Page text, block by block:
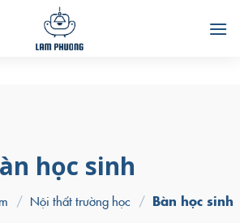
học sinh
/ Nội thất trường học / Bàn học sinh